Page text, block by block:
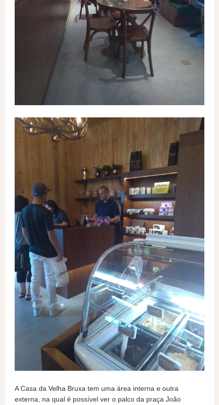
A Casa da Velha Bruxa tem uma área interna e outra
externa, na qual é possível ver o palco da praça João